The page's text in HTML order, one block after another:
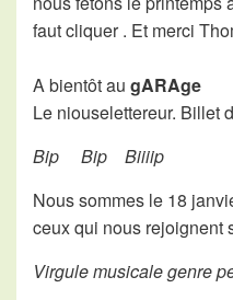
faut cliquer . Et merci
A bientôt au gARAge
Le niouselettereur. Billet
Bip Bip Biiiip
Nous sommes le 18
ceux qui nous rejoignent
Virgule musicale genre